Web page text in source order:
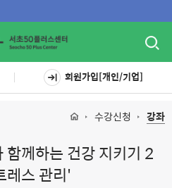
회원가입[개인/기업]
수강신청 강좌
께하는 건강 지키기 2
레스 관리'